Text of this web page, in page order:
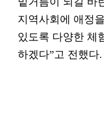
지역사회에 애정
있도록 다양한 체
하겠다”고 전했다.